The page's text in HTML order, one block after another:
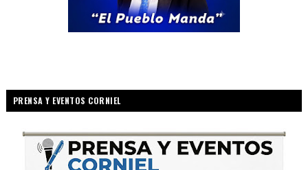
PRENSA Y EVENTOS CORNIEL